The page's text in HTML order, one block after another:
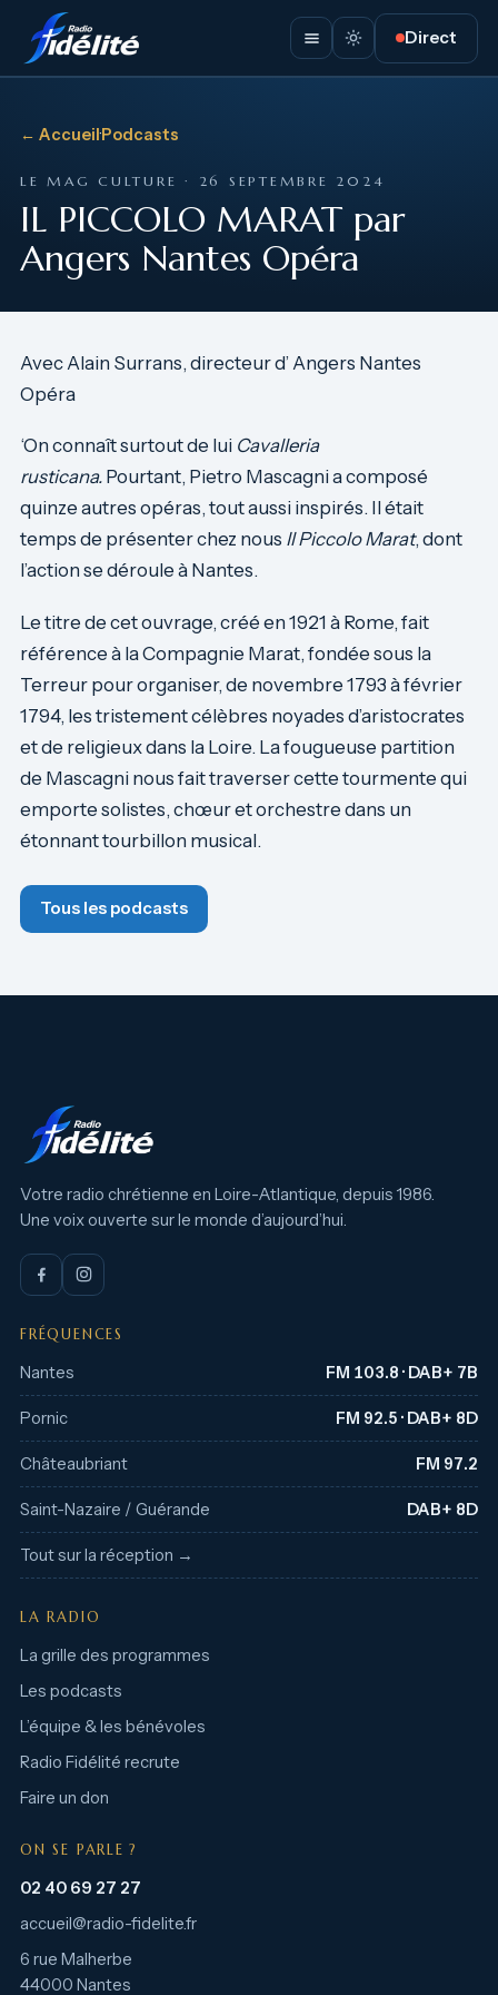
Direct
← Accueil·Podcasts
LE MAG CULTURE · 26 SEPTEMBRE 2024
IL PICCOLO MARAT par
Angers Nantes Opéra
Avec Alain Surrans, directeur d’ Angers Nantes
Opéra
‘On connaît surtout de lui Cavalleria
rusticana. Pourtant, Pietro Mascagni a composé
quinze autres opéras, tout aussi inspirés. Il était
temps de présenter chez nous Il Piccolo Marat, dont
l’action se déroule à Nantes.
Le titre de cet ouvrage, créé en 1921 à Rome, fait
référence à la Compagnie Marat, fondée sous la
Terreur pour organiser, de novembre 1793 à février
1794, les tristement célèbres noyades d’aristocrates
et de religieux dans la Loire. La fougueuse partition
de Mascagni nous fait traverser cette tourmente qui
emporte solistes, chœur et orchestre dans un
étonnant tourbillon musical.
Tous les podcasts
Votre radio chrétienne en Loire-Atlantique, depuis 1986.
Une voix ouverte sur le monde d’aujourd’hui.
FRÉQUENCES
Nantes FM 103.8 · DAB+ 7B
Pornic FM 92.5 · DAB+ 8D
Châteaubriant FM 97.2
Saint-Nazaire / Guérande DAB+ 8D
Tout sur la réception →
LA RADIO
La grille des programmes
Les podcasts
L’équipe & les bénévoles
Radio Fidélité recrute
Faire un don
ON SE PARLE ?
02 40 69 27 27
accueil@radio-fidelite.fr
6 rue Malherbe
44000 Nantes